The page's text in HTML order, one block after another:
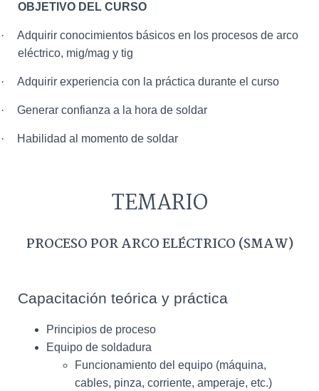
OBJETIVO DEL CURSO
·
Adquirir conocimientos básicos en los procesos de arco
eléctrico, mig/mag y tig
· Adquirir experiencia con la práctica durante el curso
· Generar confianza a la hora de soldar
· Habilidad al momento de soldar
TEMARIO
PROCESO POR ARCO ELÉCTRICO (SMAW)
Capacitación teórica y práctica
Principios de proceso
Equipo de soldadura
Funcionamiento del equipo (máquina,
cables, pinza, corriente, amperaje, etc.)